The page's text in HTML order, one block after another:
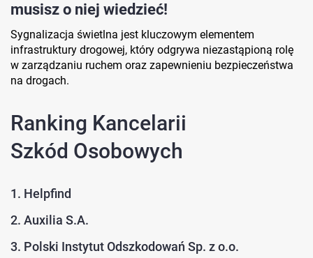
musisz o niej wiedzieć!
Sygnalizacja świetlna jest kluczowym elementem
infrastruktury drogowej, który odgrywa niezastąpioną rolę
w zarządzaniu ruchem oraz zapewnieniu bezpieczeństwa
na drogach.
Ranking Kancelarii
Szkód Osobowych
1. Helpfind
2. Auxilia S.A.
3. Polski Instytut Odszkodowań Sp. z o.o.